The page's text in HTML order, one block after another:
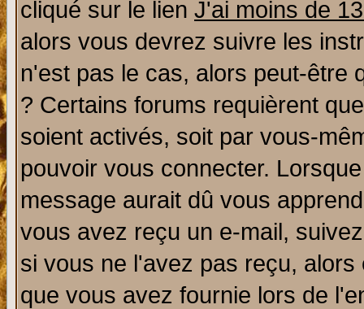
cliqué sur le lien J'ai moins de
alors vous devrez suivre les
n'est pas le cas, alors peut-être
? Certains forums requièrent
soient activés, soit par vous-
pouvoir vous connecter.
message aurait dû vous
vous avez reçu un e-mail,
si vous ne l'avez pas reçu,
que vous avez fournie lors de